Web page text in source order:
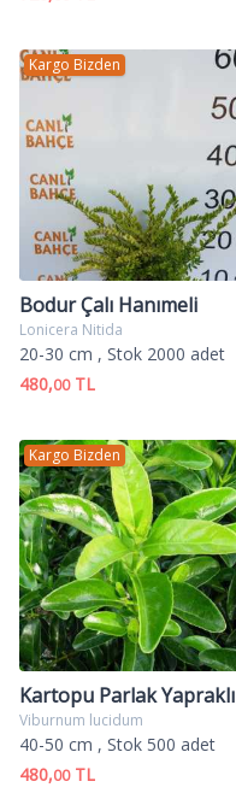
Kargo Bizden
Bodur Çalı Hanımeli
Lonicera Nitida
20-30 cm , Stok 2000 adet
480,00TL
Kargo Bizden
Kartopu Parlak Yapraklı
Viburnum lucidum
40-50 cm , Stok 500 adet
480,00TL